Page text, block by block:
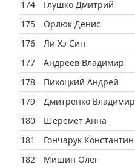
174
Глушко Дмитрий
175
Орлюк Денис
176
Ли Хэ Син
177
Андреев Владимир
178
Пихоцкий Андрей
179
Дмитренко Владимир
180
Шеремет Анна
181
Гончарук Константин
182
Мишин Олег